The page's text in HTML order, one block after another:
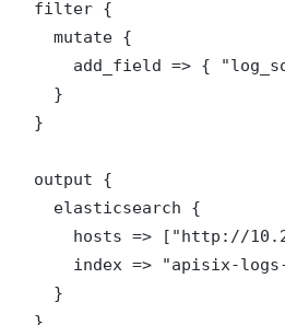
filter {
  mutate {
add_field => {
  }
}
output {
  elasticsearch {
hosts => ["http://
index => "apisix-
  }